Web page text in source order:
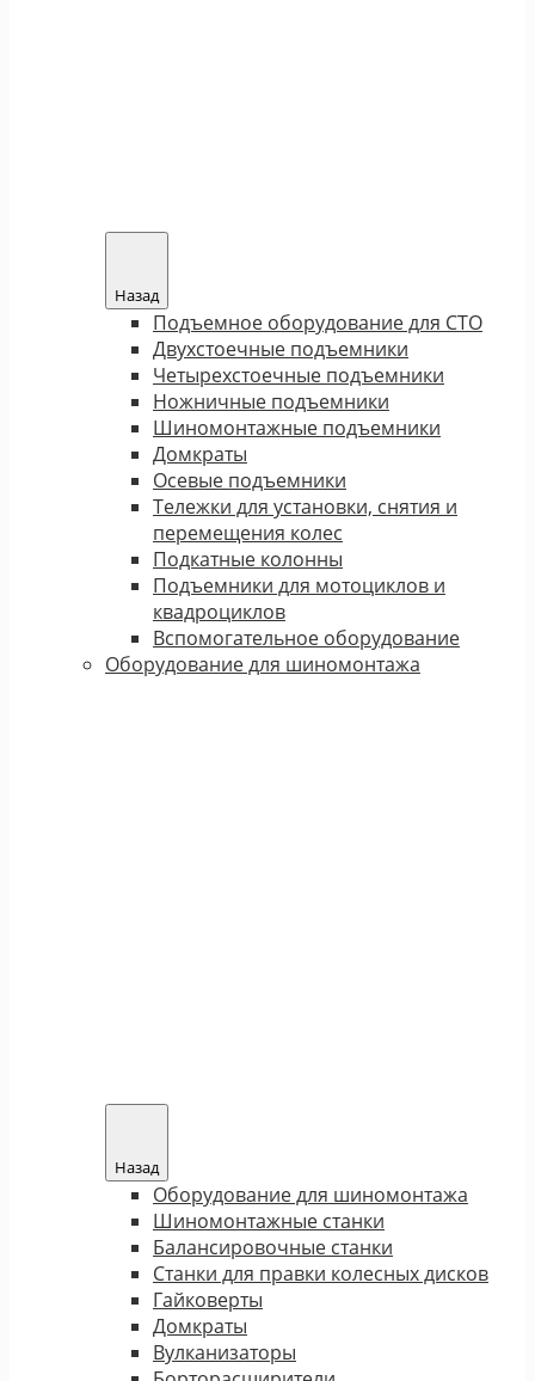
Назад
Подъемное оборудование для СТО
Двухстоечные подъемники
Четырехстоечные подъемники
Ножничные подъемники
Шиномонтажные подъемники
Домкраты
Осевые подъемники
Тележки для установки, снятия и
перемещения колес
Подкатные колонны
Подъемники для мотоциклов и
квадроциклов
Вспомогательное оборудование
Оборудование для шиномонтажа
Назад
Оборудование для шиномонтажа
Шиномонтажные станки
Балансировочные станки
Станки для правки колесных дисков
Гайковерты
Домкраты
Вулканизаторы